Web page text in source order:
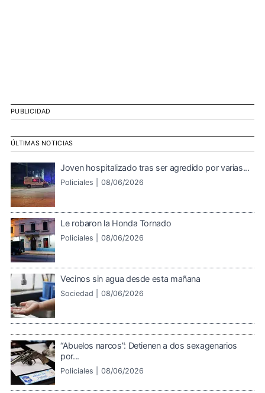
PUBLICIDAD
ÚLTIMAS NOTICIAS
Joven hospitalizado tras ser agredido por varias...
Policiales | 08/06/2026
Le robaron la Honda Tornado
Policiales | 08/06/2026
Vecinos sin agua desde esta mañana
Sociedad | 08/06/2026
“Abuelos narcos”: Detienen a dos sexagenarios
por...
Policiales | 08/06/2026